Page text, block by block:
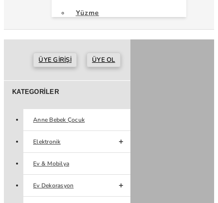
Yüzme
ÜYE GIRIŞI ÜYE OL
KATEGORILER
Anne Bebek Çocuk
Elektronik
Ev & Mobilya
Ev Dekorasyon